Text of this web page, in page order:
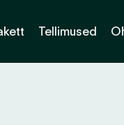
Tellimused